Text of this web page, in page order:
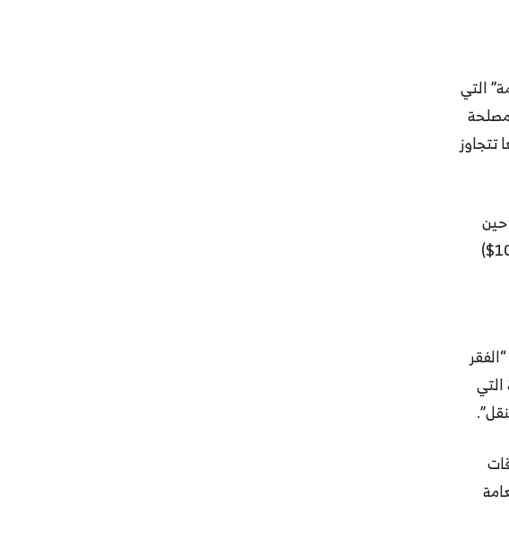
التي
مصلحة
خمسين ألف ريال يمني (80$)، كونها تتجاوز
يمني، في حين
تكاليف الانتقال من بعض مديريات ريمة إلى الجبين عاصمة المحافظة، قد تتجاوز 60 ألف ريال (100$)